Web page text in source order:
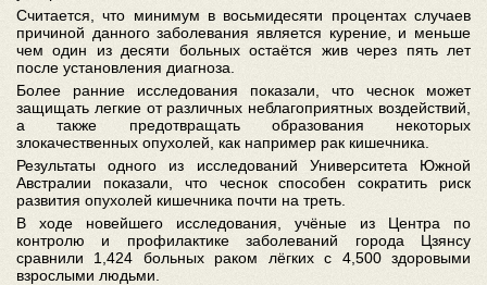
Считается, что минимум в восьмидесяти процентах случаев
причиной данного заболевания является курение, и меньше
чем один из десяти больных остаётся жив через пять лет
после установления диагноза.
Более ранние исследования показали, что чеснок может
защищать легкие от различных неблагоприятных воздействий,
а также предотвращать образования некоторых
злокачественных опухолей, как например рак кишечника.
Результаты одного из исследований Университета Южной
Австралии показали, что чеснок способен сократить риск
развития опухолей кишечника почти на треть.
В ходе новейшего исследования, учёные из Центра по
контролю и профилактике заболеваний города Цзянсу
сравнили 1,424 больных раком лёгких с 4,500 здоровыми
взрослыми людьми.